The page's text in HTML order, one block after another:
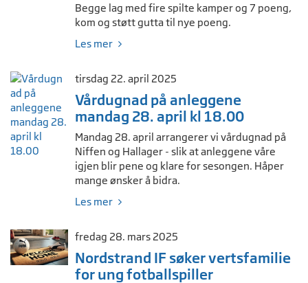
Begge lag med fire spilte kamper og 7 poeng,
kom og støtt gutta til nye poeng.
Les mer
tirsdag 22. april 2025
Vårdugnad på anleggene
mandag 28. april kl 18.00
Mandag 28. april arrangerer vi vårdugnad på
Niffen og Hallager - slik at anleggene våre
igjen blir pene og klare for sesongen. Håper
mange ønsker å bidra.
Les mer
fredag 28. mars 2025
Nordstrand IF søker vertsfamilie
for ung fotballspiller